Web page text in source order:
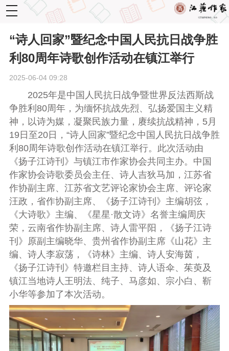
toggle
navigation
“诗人回家”暨纪念中国人民抗日战争胜
利80周年诗歌创作活动在镇江举行
2025-06-04 09:28
2025年是中国人民抗日战争暨世界反法西斯战
争胜利 80周年，为缅怀抗战先烈、 弘扬爱国主义精
神 ， 以诗为媒，凝聚民族力量，赓续抗战精神 ， 5月
19日至20日，“诗人回家”暨纪念中国人民抗日战争胜
利80周年诗歌创作活动在镇江举行。此次活动由
《扬子江诗刊》与镇江市作家协会共同主办。 中国
作家协会诗歌委员会主任、诗人吉狄马加，江苏省
作协副主席、江苏省文艺评论家协会主席、评论家
汪政， 省作协副主席、《扬子江诗刊》主编胡弦，
《大诗歌》主编、《星星·散文诗》名誉主编周庆
荣， 云南省作协副主席、诗人雷平阳，
《扬子江诗
刊》原副主编晓华、贵州省作协副主席《山花》主
编、诗人李寂荡，《诗林》主编、诗人安海茵，
《扬子江诗刊》特邀栏目主持、诗人语伞、茱萸及
镇江当地诗人王明法、 纯子、 马彦如、 宗小白、 靳
小华等参加了本次活动。